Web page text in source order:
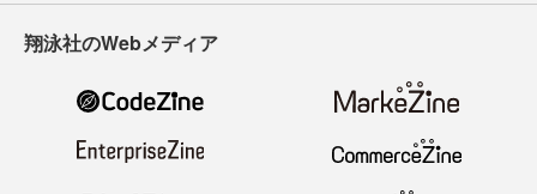
翔泳社のWebメディア